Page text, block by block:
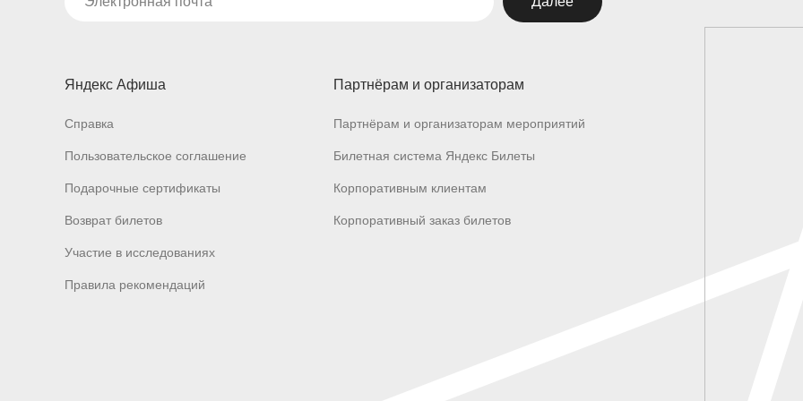
Яндекс Афиша
Справка
Пользовательское соглашение
Подарочные сертификаты
Возврат билетов
Участие в исследованиях
Правила рекомендаций
Партнёрам и организаторам
Партнёрам и организаторам мероприятий
Билетная система Яндекс Билеты
Корпоративным клиентам
Корпоративный заказ билетов